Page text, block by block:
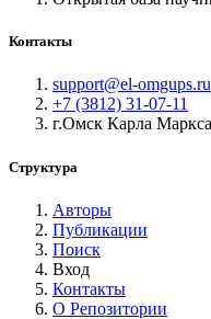
Контакты
support@el-omgups.ru
+7 (3812) 31-07-11
г.Омск Карла
Структура
Авторы
Публикации
Поиск
Вход
Контакты
О Репозитории